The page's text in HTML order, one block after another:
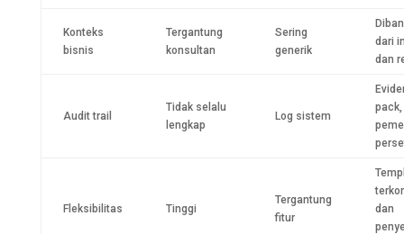
Konteks
bisnis
Tergantung
konsultan
Sering
generik
dari
dan
Audit trail
Tidak selalu
lengkap
Log sistem
Fleksibilitas Tinggi
Tergantung
fitur
dan